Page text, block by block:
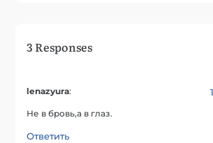
3 Responses
lenazyura:
Не в бровь,а в глаз.
Ответить